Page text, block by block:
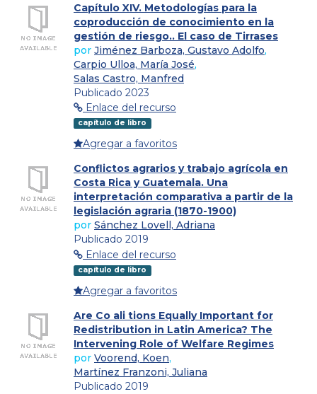
Capítulo XIV. Metodologías para la
coproducción de conocimiento en la
gestión de riesgo.. El caso de Tirrases
por Jiménez Barboza, Gustavo Adolfo,
Carpio Ulloa, María José,
Salas Castro, Manfred
Publicado 2023
Enlace del recurso
capítulo de libro
Agregar a favoritos
Conflictos agrarios y trabajo agrícola en
Costa Rica y Guatemala. Una
interpretación comparativa a partir de la
legislación agraria (1870-1900)
por Sánchez Lovell, Adriana
Publicado 2019
Enlace del recurso
capítulo de libro
Agregar a favoritos
Are Co ali tions Equally Important for
Redistribution in Latin America? The
Intervening Role of Welfare Regimes
por Voorend, Koen,
Martínez Franzoni, Juliana
Publicado 2019